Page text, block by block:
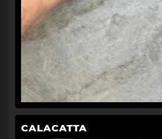
CALACATTA